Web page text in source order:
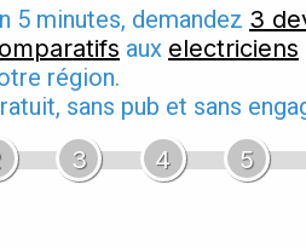
5 minutes, demandez 3
aux electriciens
région.
sans pub et sans
3 4 5